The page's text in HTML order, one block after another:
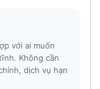
với ai muốn
Không cần
dịch vụ hạn